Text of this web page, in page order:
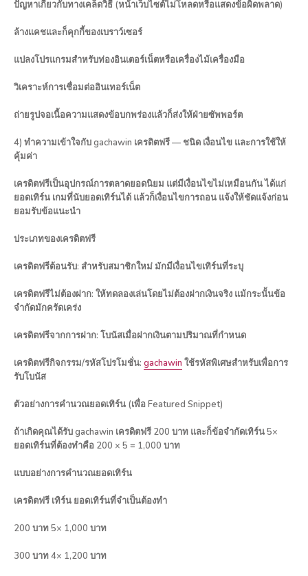
ปัญหาเกี่ยวกับทางเคล็ดวิธี (หน้าเว็บไซต์ไม่โหลดหรือแสดงข้อผิดพลาด)
ล้างแคชและก็คุกกี้ของเบราว์เซอร์
แปลงโปรแกรมสำหรับท่องอินเตอร์เน็ตหรือเครื่องไม้เครื่องมือ
วิเคราะห์การเชื่อมต่ออินเทอร์เน็ต
ถ่ายรูปจอเนื้อความแสดงข้อบกพร่องแล้วก็ส่งให้ฝ่ายซัพพอร์ต
4) ทำความเข้าใจกับ gachawin เครดิตฟรี — ชนิด เงื่อนไข และการใช้ให้
คุ้มค่า
เครดิตฟรีเป็นอุปกรณ์การตลาดยอดนิยม แต่มีเงื่อนไขไม่เหมือนกัน ได้แก่
ยอดเทิร์น เกมที่นับยอดเทิร์นได้ แล้วก็เงื่อนไขการถอน แจ้งให้ชัดแจ้งก่อน
ยอมรับข้อแนะนำ
ประเภทของเครดิตฟรี
เครดิตฟรีต้อนรับ: สำหรับสมาชิกใหม่ มักมีเงื่อนไขเทิร์นที่ระบุ
เครดิตฟรีไม่ต้องฝาก: ให้ทดลองเล่นโดยไม่ต้องฝากเงินจริง แม้กระนั้นข้อ
จำกัดมักครัดเคร่ง
เครดิตฟรีจากการฝาก: โบนัสเมื่อฝากเงินตามปริมาณที่กำหนด
เครดิตฟรีกิจกรรม/รหัสโปรโมชั่น: gachawin ใช้รหัสพิเศษสำหรับเพื่อการ
รับโบนัส
ตัวอย่างการคำนวณยอดเทิร์น (เพื่อ Featured Snippet)
ถ้าเกิดคุณได้รับ gachawin เครดิตฟรี 200 บาท และก็ข้อจำกัดเทิร์น 5×
ยอดเทิร์นที่ต้องทำคือ 200 × 5 = 1,000 บาท
แบบอย่างการคำนวณยอดเทิร์น
เครดิตฟรี เทิร์น ยอดเทิร์นที่จำเป็นต้องทำ
200 บาท 5× 1,000 บาท
300 บาท 4× 1,200 บาท